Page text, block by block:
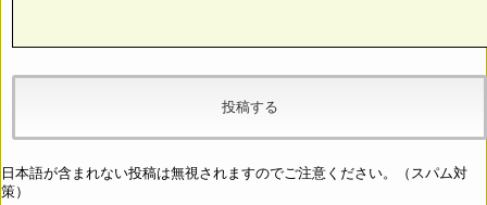
日本語が含まれない投稿は無視されますのでご注意ください。（スパム対
策）